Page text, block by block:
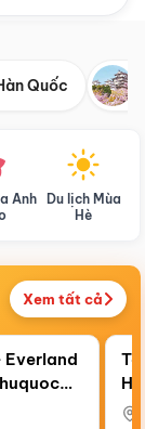
Quốc
Anh
Du lịch Mùa
Hè
Xem tất cả
nổi bật
Everland